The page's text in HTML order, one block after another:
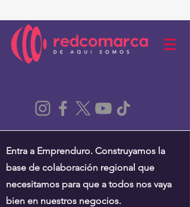
Entra a Emprenduro. Construyamos la
base de colaboración regional que
necesitamos para que a todos nos vaya
bien en nuestros negocios.